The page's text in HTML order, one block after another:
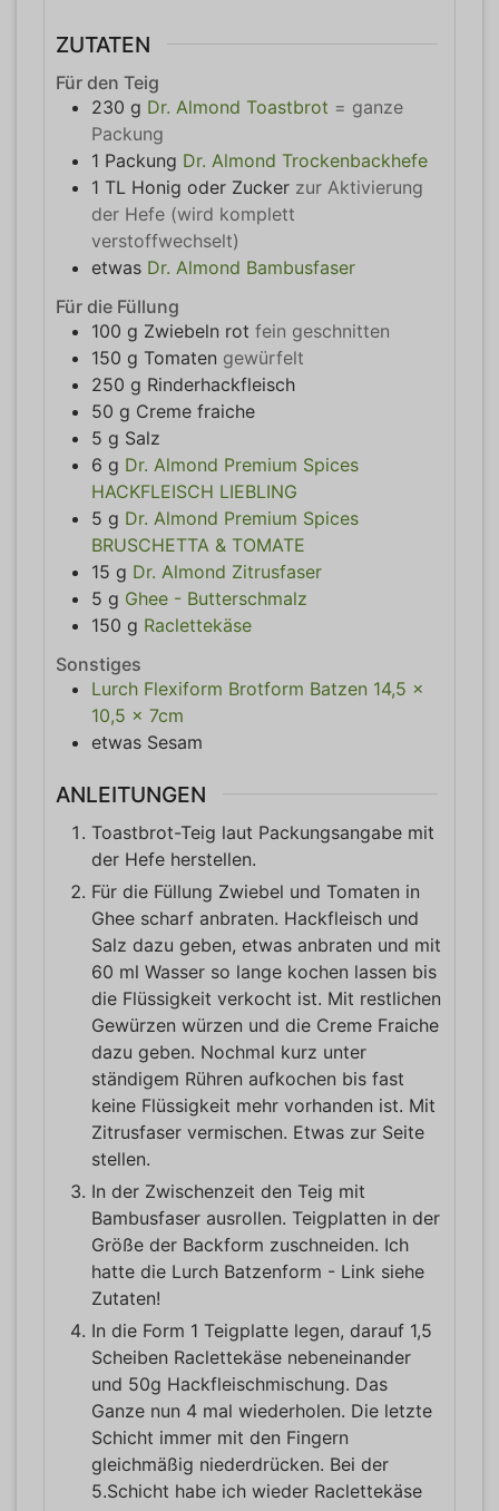
ZUTATEN
Für den Teig
230 g Dr. Almond Toastbrot = ganze
Packung
1 Packung Dr. Almond Trockenbackhefe
1 TL Honig oder Zucker zur Aktivierung
der Hefe (wird komplett
verstoffwechselt)
etwas Dr. Almond Bambusfaser
Für die Füllung
100 g Zwiebeln rot fein geschnitten
150 g Tomaten gewürfelt
250 g Rinderhackfleisch
50 g Creme fraiche
5 g Salz
6 g Dr. Almond Premium Spices
HACKFLEISCH LIEBLING
5 g Dr. Almond Premium Spices
BRUSCHETTA & TOMATE
15 g Dr. Almond Zitrusfaser
5 g Ghee - Butterschmalz
150 g Raclettekäse
Sonstiges
Lurch Flexiform Brotform Batzen 14,5 x
10,5 x 7cm
etwas Sesam
ANLEITUNGEN
Toastbrot-Teig laut Packungsangabe mit
der Hefe herstellen.
Für die Füllung Zwiebel und Tomaten in
Ghee scharf anbraten. Hackfleisch und
Salz dazu geben, etwas anbraten und mit
60 ml Wasser so lange kochen lassen bis
die Flüssigkeit verkocht ist. Mit restlichen
Gewürzen würzen und die Creme Fraiche
dazu geben. Nochmal kurz unter
ständigem Rühren aufkochen bis fast
keine Flüssigkeit mehr vorhanden ist. Mit
Zitrusfaser vermischen. Etwas zur Seite
stellen.
In der Zwischenzeit den Teig mit
Bambusfaser ausrollen. Teigplatten in der
Größe der Backform zuschneiden. Ich
hatte die Lurch Batzenform - Link siehe
Zutaten!
In die Form 1 Teigplatte legen, darauf 1,5
Scheiben Raclettekäse nebeneinander
und 50g Hackfleischmischung. Das
Ganze nun 4 mal wiederholen. Die letzte
Schicht immer mit den Fingern
gleichmäßig niederdrücken. Bei der
5.Schicht habe ich wieder Raclettekäse